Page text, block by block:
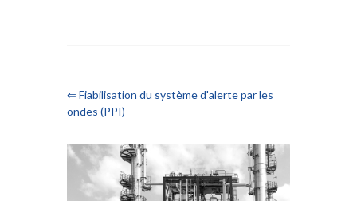
⇐ Fiabilisation du système d'alerte par les
ondes (PPI)